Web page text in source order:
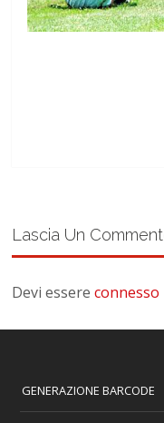
Lascia Un
Devi essereconnesso
GENERAZIONE BARCODE